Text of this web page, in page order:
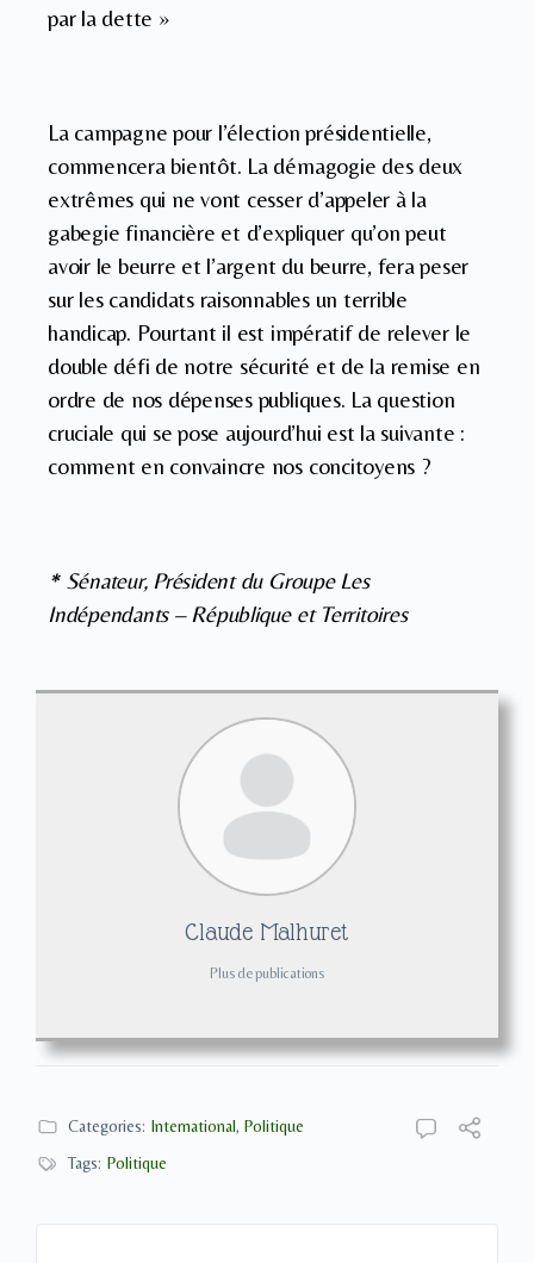
par la dette »
La campagne pour l’élection présidentielle,
commencera bientôt. La démagogie des deux
extrêmes qui ne vont cesser d’appeler à la
gabegie financière et d’expliquer qu’on peut
avoir le beurre et l’argent du beurre, fera peser
sur les candidats raisonnables un terrible
handicap. Pourtant il est impératif de relever le
double défi de notre sécurité et de la remise en
ordre de nos dépenses publiques. La question
cruciale qui se pose aujourd’hui est la suivante :
comment en convaincre nos concitoyens ?
* Sénateur, Président du Groupe Les
Indépendants – République et Territoires
Claude Malhuret
Plus de publications
Categories: International, Politique
Tags: Politique